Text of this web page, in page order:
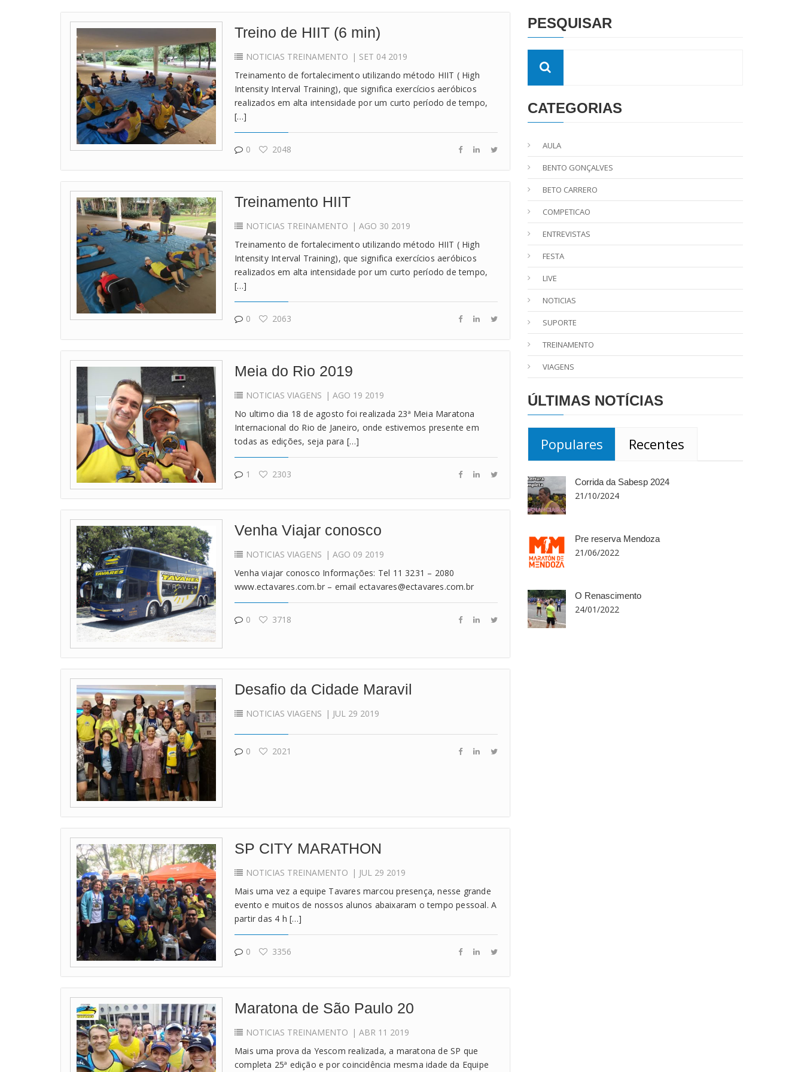
Treino de HIIT (6 min)
NOTICIAS TREINAMENTO | SET 04 2019
Treinamento de fortalecimento utilizando método HIIT ( High
Intensity Interval Training), que significa exercícios aeróbicos
realizados em alta intensidade por um curto período de tempo,
[…]
0 2048
Treinamento HIIT
NOTICIAS TREINAMENTO | AGO 30 2019
Treinamento de fortalecimento utilizando método HIIT ( High
Intensity Interval Training), que significa exercícios aeróbicos
realizados em alta intensidade por um curto período de tempo,
[…]
0 2063
Meia do Rio 2019
NOTICIAS VIAGENS | AGO 19 2019
No ultimo dia 18 de agosto foi realizada 23ª Meia Maratona
Internacional do Rio de Janeiro, onde estivemos presente em
todas as edições, seja para […]
1 2303
Venha Viajar conosco
NOTICIAS VIAGENS | AGO 09 2019
Venha viajar conosco Informações: Tel 11 3231 – 2080
www.ectavares.com.br – email ectavares@ectavares.com.br
0 3718
Desafio da Cidade Maravil
NOTICIAS VIAGENS | JUL 29 2019
0 2021
SP CITY MARATHON
NOTICIAS TREINAMENTO | JUL 29 2019
Mais uma vez a equipe Tavares marcou presença, nesse grande
evento e muitos de nossos alunos abaixaram o tempo pessoal. A
partir das 4 h […]
0 3356
Maratona de São Paulo 20
NOTICIAS TREINAMENTO | ABR 11 2019
Mais uma prova da Yescom realizada, a maratona de SP que
completa 25ª edição e por coincidência mesma idade da Equipe
PESQUISAR
CATEGORIAS
AULA
BENTO GONÇALVES
BETO CARRERO
COMPETICAO
ENTREVISTAS
FESTA
LIVE
NOTICIAS
SUPORTE
TREINAMENTO
VIAGENS
ÚLTIMAS NOTÍCIAS
Populares Recentes
Corrida da Sabesp 2024
21/10/2024
Pre reserva Mendoza
21/06/2022
O Renascimento
24/01/2022